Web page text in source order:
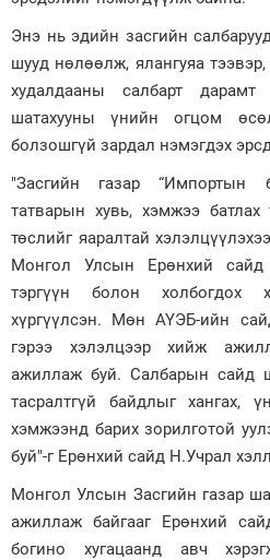
Энэ нь эдийн засгийн
шууд нөлөөлж, ялангуяа
худалдааны салбарт
шатахууны үнийн огцом
болзошгүй зардал нэмэгдэх
"Засгийн газар “Импортын
татварын хувь, хэмжээ
төслийг яаралтай
Монгол Улсын Ерөнхий
тэргүүн болон холбогдох
хүргүүлсэн. Мөн АҮЭБ-ийн
гэрээ хэлэлцээр хийж
ажиллаж буй. Салбарын сайд
тасралтгүй байдлыг хангах,
хэмжээнд барих зорилготой
буй"-г Ерөнхий сайд Н.Учрал
Монгол Улсын Засгийн газар
ажиллаж байгааг Ерөнхий
богино хугацаанд авч